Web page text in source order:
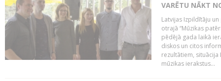
VARĒTU NĀKT
Latvijas Izpildītāju
otrajā “Mūzikas
pēdējā gada laikā
diskos un citos
rezultātiem, situācija
mūzikas ierakstus...